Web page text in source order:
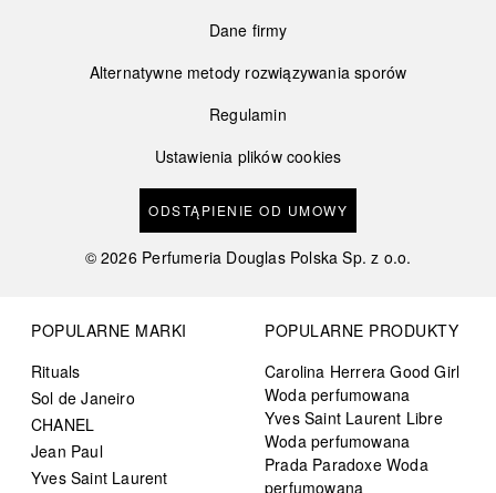
Dane firmy
Alternatywne metody rozwiązywania sporów
Regulamin
Ustawienia plików cookies
ODSTĄPIENIE OD UMOWY
©2026 Perfumeria Douglas Polska Sp. z o.o.
POPULARNE MARKI
Rituals
Sol de Janeiro
CHANEL
Jean Paul
Yves Saint Laurent
POPULARNE PRODUKTY
Carolina Herrera Good Girl
Woda perfumowana
Yves Saint Laurent Libre
Woda perfumowana
Prada Paradoxe Woda
perfumowana